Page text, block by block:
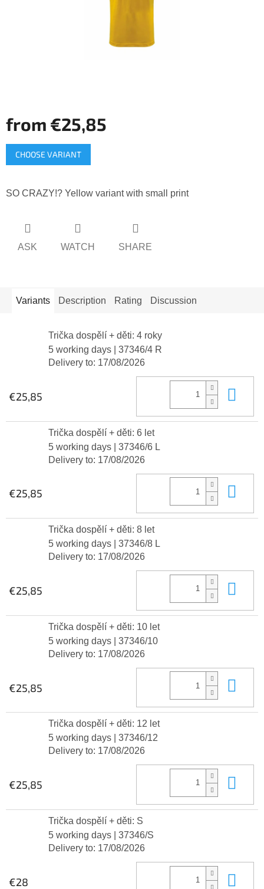
from €25,85
Measure
price:
CHOOSE VARIANT
SO CRAZY!? Yellow variant with small print
ASK WATCH SHARE
Variants Description Rating Discussion
Trička dospělí + děti: 4 roky
5 working days
| 37346/4 R
Delivery to: 17/08/2026
€25,85
Trička dospělí + děti: 6 let
5 working days
| 37346/6 L
Delivery to: 17/08/2026
€25,85
Trička dospělí + děti: 8 let
5 working days
| 37346/8 L
Delivery to: 17/08/2026
€25,85
Trička dospělí + děti: 10 let
5 working days
| 37346/10
Delivery to: 17/08/2026
€25,85
Trička dospělí + děti: 12 let
5 working days
| 37346/12
Delivery to: 17/08/2026
€25,85
Trička dospělí + děti: S
5 working days
| 37346/S
Delivery to: 17/08/2026
€28